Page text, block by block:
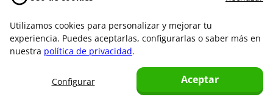
Utilizamos cookies para personalizar y mejorar tu
experiencia. Puedes aceptarlas, configurarlas o saber más en
nuestra política de privacidad.
Aceptar
Configurar
Viajes
Impago de Alquiler